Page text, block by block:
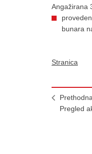
Angažirana
bunara
Stranica
Prethodna
Pregled